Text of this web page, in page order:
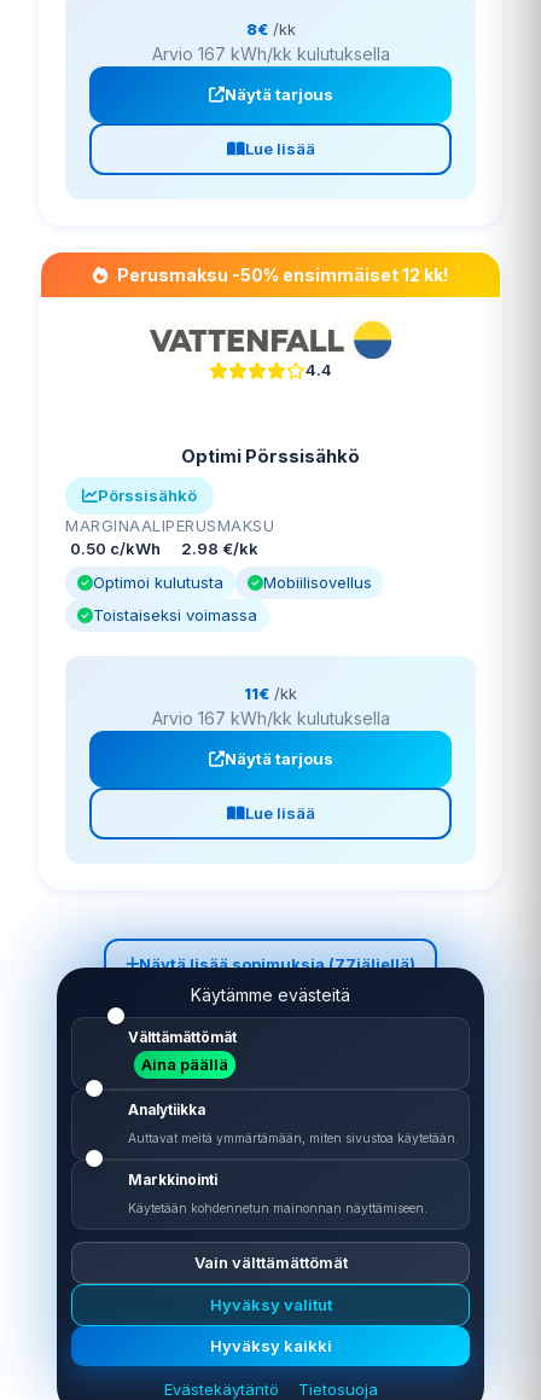
8€ /kk
Arvio 167 kWh/kk kulutuksella
Näytä tarjous
Lue lisää
Perusmaksu -50% ensimmäiset 12 kk!
4.4
Optimi Pörssisähkö
Pörssisähkö
MARGINAALI
0.50 c/kWh
PERUSMAKSU
2.98 €/kk
Optimoi kulutusta
Mobiilisovellus
Toistaiseksi voimassa
11€ /kk
Arvio 167 kWh/kk kulutuksella
Näytä tarjous
Lue lisää
Näytä lisää sopimuksia (77jäljellä)
1. Arvioi kulutuksesi
Käytämme evästeitä
Välttämättömät
Aina päällä
Analytiikka
Auttavat meitä ymmärtämään, miten sivustoa käytetään.
Markkinointi
Käytetään kohdennetun mainonnan näyttämiseen.
Vain välttämättömät
Hyväksy valitut
Hyväksy kaikki
Evästekäytäntö Tietosuoja